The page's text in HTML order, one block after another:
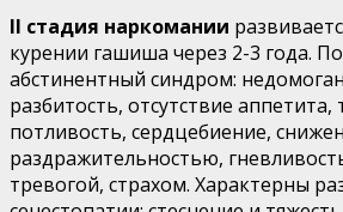
II стадия наркомании
куре­нии гашиша через 2-3 года.
абстинентный син­дром:
разбитость, отсутствие аппе­тита,
потливость, сердцебиение,
раздражительностью,
тревогой, страхом. Характерны